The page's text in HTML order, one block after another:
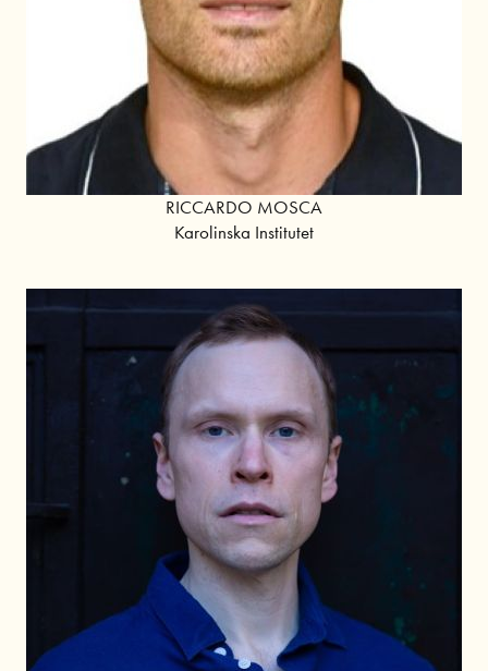
RICCARDO MOSCA
Karolinska Institutet